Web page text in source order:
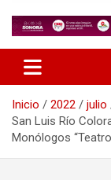
Mi Carta
Inicio 2022 julio
San Luis Río
Monólogos